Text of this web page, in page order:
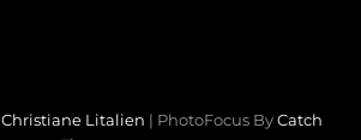
Christiane Litalien | PhotoFocus ByCatch